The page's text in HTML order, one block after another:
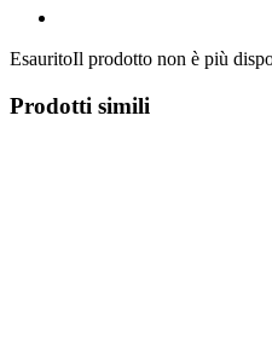
EsauritoIl prodotto non è più
Prodotti simili